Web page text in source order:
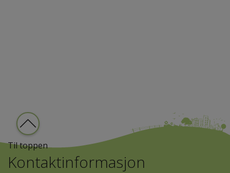
Til toppen
Kontaktinformasjon